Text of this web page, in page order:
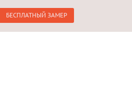
БЕСПЛАТНЫЙ ЗАМЕР